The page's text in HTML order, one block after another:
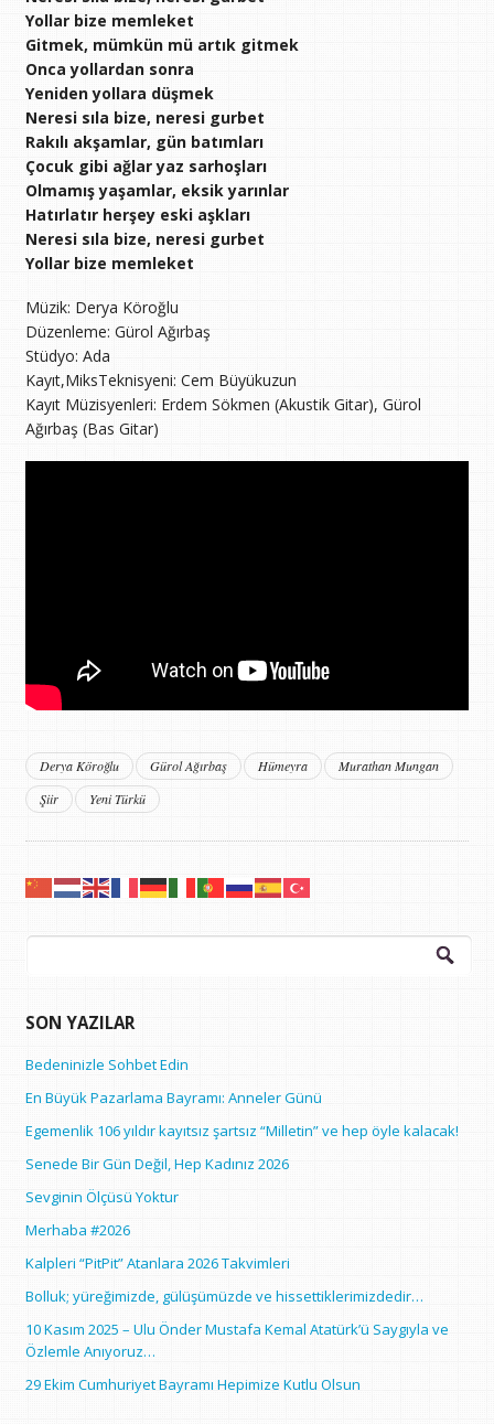
Yollar bize memleket
Gitmek, mümkün mü artık gitmek
Onca yollardan sonra
Yeniden yollara düşmek
Neresi sıla bize, neresi gurbet
Rakılı akşamlar, gün batımları
Çocuk gibi ağlar yaz sarhoşları
Olmamış yaşamlar, eksik yarınlar
Hatırlatır herşey eski aşkları
Neresi sıla bize, neresi gurbet
Yollar bize memleket
Müzik: Derya Köroğlu
Düzenleme: Gürol Ağırbaş
Stüdyo: Ada
Kayıt,MiksTeknisyeni: Cem Büyükuzun
Kayıt Müzisyenleri: Erdem Sökmen (Akustik Gitar), Gürol
Ağırbaş (Bas Gitar)
Derya Köroğlu Gürol Ağırbaş Hümeyra
Murathan Mungan
Şiir
Yeni Türkü
Arama:
SON YAZILAR
Bedeninizle Sohbet Edin
En Büyük Pazarlama Bayramı: Anneler Günü
Egemenlik 106 yıldır kayıtsız şartsız “Milletin” ve hep öyle kalacak!
Senede Bir Gün Değil, Hep Kadınız 2026
Sevginin Ölçüsü Yoktur
Merhaba #2026
Kalpleri “PitPit” Atanlara 2026 Takvimleri
Bolluk; yüreğimizde, gülüşümüzde ve hissettiklerimizdedir…
10 Kasım 2025 – Ulu Önder Mustafa Kemal Atatürk’ü Saygıyla ve
Özlemle Anıyoruz…
29 Ekim Cumhuriyet Bayramı Hepimize Kutlu Olsun